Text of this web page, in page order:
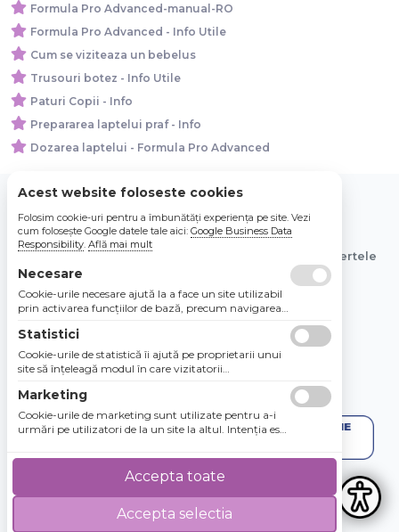
Formula Pro Advanced-manual-RO
Formula Pro Advanced - Info Utile
Cum se viziteaza un bebelus
Trusouri botez - Info Utile
Paturi Copii - Info
Prepararea laptelui praf - Info
Dozarea laptelui - Formula Pro Advanced
© 2026 Bebe Nou Online Store SRL
Toate preturile sunt exprimate in lei si includ tva. Ofertele
sunt valabile in limita stocului disponibil.
4.8 / 5 ★★★★★
Acest website foloseste cookies
Folosim cookie-uri pentru a îmbunătăți experiența pe site. Vezi
cum folosește Google datele tale aici: Google Business Data
Responsibility. Află mai mult
Necesare
Cookie-urile necesare ajută la a face un site utilizabil
prin activarea funcţiilor de bază, precum navigarea
Site-ul nu poate funcţiona corespunzător fără aceste
cookie-uri.
Statistici
Cookie-urile de statistică îi ajută pe proprietarii unui
site să înţeleagă modul în care vizitatorii
raportarea informaţiilor în mod anonim.
Marketing
Cookie-urile de marketing sunt utilizate pentru a-i
urmări pe utilizatori de la un site la altul. Intenţia este
utilizatorii individuali, aşadar ele sunt mai valoroase
pentru agenţiile de puiblicitate şi părţile terţe care se
Accepta selectia
Accepta toate